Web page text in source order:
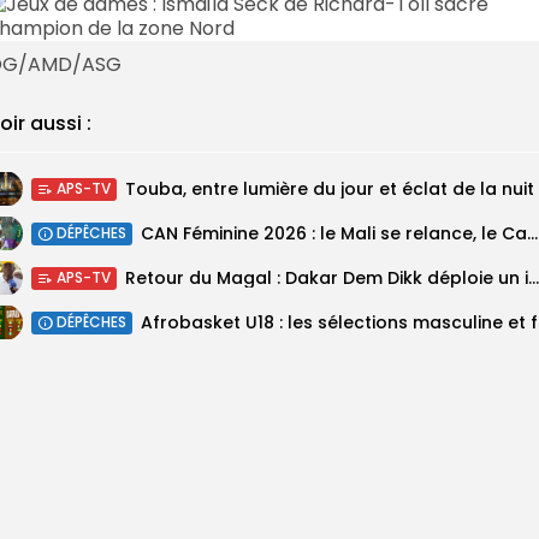
AMD/ASG
aussi :
APS-TV Touba, entre lumière du jour et éclat de la nuit
DÉPÊCHES ‎CAN Féminine 2026 : le Mali se relance, le Cameroun domine le...
APS-TV Retour du Magal : Dakar Dem Dikk déploie un important dispositif pour...
DÉPÊCHES